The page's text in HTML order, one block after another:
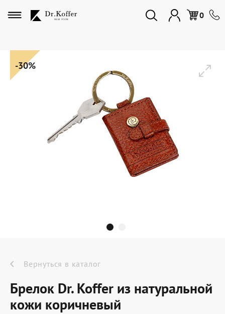
0
Избранное
Дорожная коллекция
Мужская коллекция
Женская коллекция
Подарки и сувениры
Dr.Koffer Outlet
Новинки
Акции
-30%
Вернуться в каталог
Брелок Dr. Koffer из натуральной
кожи коричневый